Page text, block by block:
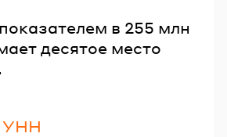
в 255 млн
десятое место
УНН